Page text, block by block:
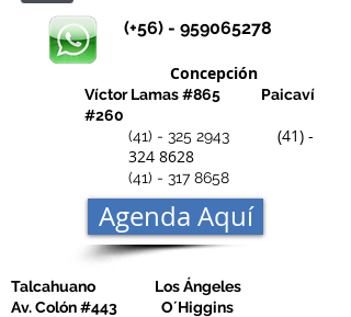
Concepción
Víctor Lamas #865
Paicaví
#260
(41) - 325 2943
(41) -
324 8628
(41) - 317 8658
(+56) - 959065278
Agenda Aquí
Talcahuano Los Ángeles
Av. Colón #443
O´Higgins